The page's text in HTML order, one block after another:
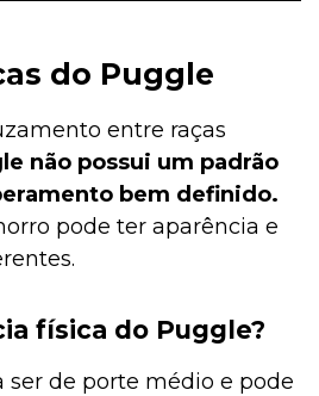
do Puggle
entre raças
não possui um padrão
bem definido.
pode ter aparência e
física do Puggle?
ser de porte médio e pode